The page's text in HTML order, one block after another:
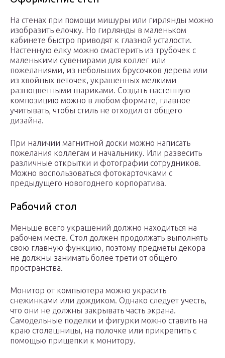
На стенах при помощи мишуры или гирлянды можно
изобразить елочку. Но гирлянды в маленьком
кабинете быстро приводят к глазной усталости.
Настенную елку можно смастерить из трубочек с
маленькими сувенирами для коллег или
пожеланиями, из небольших брусочков дерева или
из хвойных веточек, украшенных мелкими
разноцветными шариками. Создать настенную
композицию можно в любом формате, главное
учитывать, чтобы стиль не отходил от общего
дизайна.
При наличии магнитной доски можно написать
пожелания коллегам и начальнику. Или развесить
различные открытки и фотографии сотрудников.
Можно воспользоваться фотокарточками с
предыдущего новогоднего корпоратива.
Рабочий стол
Меньше всего украшений должно находиться на
рабочем месте. Стол должен продолжать выполнять
свою главную функцию, поэтому предметы декора
не должны занимать более трети от общего
пространства.
Монитор от компьютера можно украсить
снежинками или дождиком. Однако следует учесть,
что они не должны закрывать часть экрана.
Самодельные поделки и фигурки можно ставить на
краю столешницы, на полочке или прикрепить с
помощью прищепки к монитору.